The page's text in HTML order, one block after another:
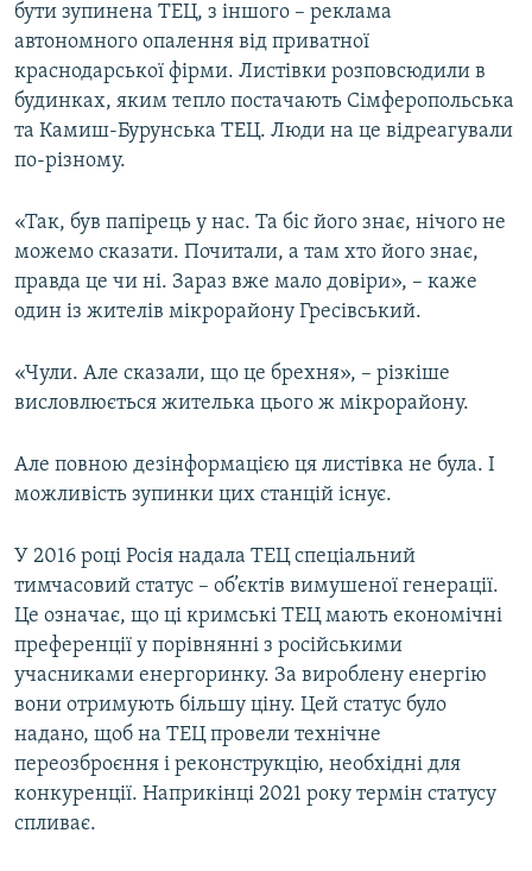
бути зупинена ТЕЦ, з іншого – реклама
автономного опалення від приватної
краснодарської фірми. Листівки розповсюдили в
будинках, яким тепло постачають Сімферопольська
та Камиш-Бурунська ТЕЦ. Люди на це відреагували
по-різному.
«Так, був папірець у нас. Та біс його знає, нічого не
можемо сказати. Почитали, а там хто його знає,
правда це чи ні. Зараз вже мало довіри», – каже
один із жителів мікрорайону Гресівський.
«Чули. Але сказали, що це брехня», – різкіше
висловлюється жителька цього ж мікрорайону.
Але повною дезінформацією ця листівка не була. І
можливість зупинки цих станцій існує.
У 2016 році Росія надала ТЕЦ спеціальний
тимчасовий статус – об’єктів вимушеної генерації.
Це означає, що ці кримські ТЕЦ мають економічні
преференції у порівнянні з російськими
учасниками енергоринку. За вироблену енергію
вони отримують більшу ціну. Цей статус було
надано, щоб на ТЕЦ провели технічне
переозброєння і реконструкцію, необхідні для
конкуренції. Наприкінці 2021 року термін статусу
спливає.